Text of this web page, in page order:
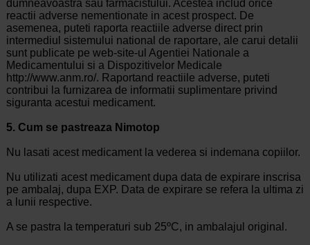
dumneavoastra sau farmacistului. Acestea includ orice
reactii adverse nementionate in acest prospect. De
asemenea, puteti raporta reactiile adverse direct prin
intermediul sistemului national de raportare, ale carui detalii
sunt publicate pe web-site-ul Agentiei Nationale a
Medicamentului si a Dispozitivelor Medicale
http://www.anm.ro/. Raportand reactiile adverse, puteti
contribui la furnizarea de informatii suplimentare privind
siguranta acestui medicament.
5. Cum se pastreaza Nimotop
Nu lasati acest medicament la vederea si indemana copiilor.
Nu utilizati acest medicament dupa data de expirare inscrisa
pe ambalaj, dupa EXP. Data de expirare se refera la ultima zi
a lunii respective.
A se pastra la temperaturi sub 25ºC, in ambalajul original.